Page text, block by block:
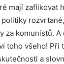
mají zaflikovat
za komunistů.
toho všeho! Při
a